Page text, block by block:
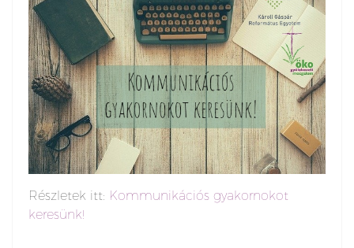
Részletek itt: Kommunikációs gyakornokot
keresünk!